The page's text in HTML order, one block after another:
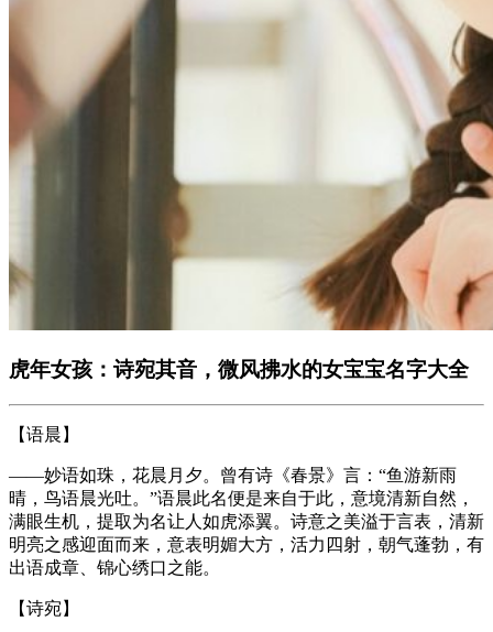
虎年女孩：诗宛其音，微风拂水的女宝宝名字大全
【语晨】
——妙语如珠，花晨月夕。曾有诗《春景》言：“鱼游新雨
晴，鸟语晨光吐。”语晨此名便是来自于此，意境清新自然，
满眼生机，提取为名让人如虎添翼。诗意之美溢于言表，清新
明亮之感迎面而来，意表明媚大方，活力四射，朝气蓬勃，有
出语成章、锦心绣口之能。
【诗宛】